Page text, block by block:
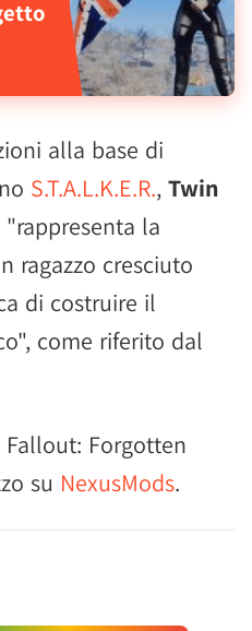
alla base di
S.T.A.L.K.E.R., Twin
"rappresenta la
ragazzo cresciuto
di costruire il
come riferito dal
Forgotten
su NexusMods.